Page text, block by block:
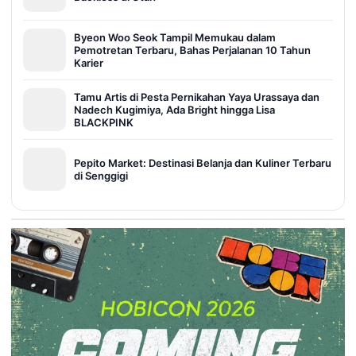
Byeon Woo Seok Tampil Memukau dalam
Pemotretan Terbaru, Bahas Perjalanan 10 Tahun
Karier
Tamu Artis di Pesta Pernikahan Yaya Urassaya dan
Nadech Kugimiya, Ada Bright hingga Lisa
BLACKPINK
Pepito Market: Destinasi Belanja dan Kuliner Terbaru
di Senggigi